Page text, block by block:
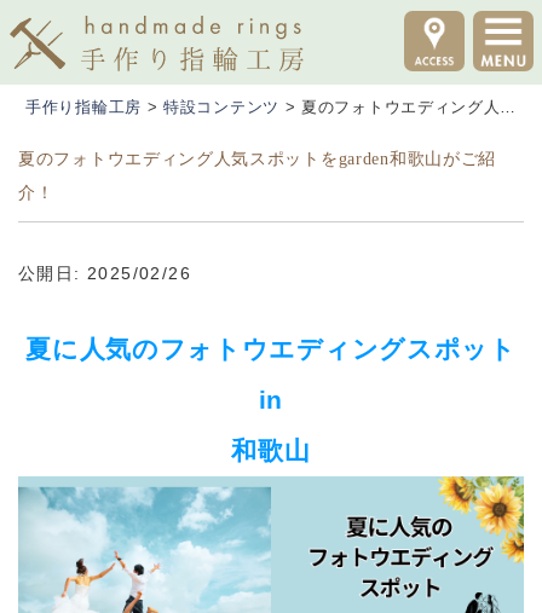
手作り指輪工房 >特設コンテンツ > 夏のフォトウエディング人気スポットをgarden和歌山がご紹介！
夏のフォトウエディング人気スポットをgarden和歌山がご紹
介！
公開日: 2025/02/26
夏に人気のフォトウエディングスポット
in
和歌山